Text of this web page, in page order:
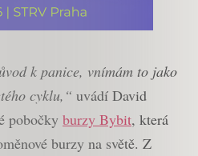
k panice, vnímám to jako
cyklu,“ uvádí David
pobočky burzy Bybit, která
burzy na světě. Z